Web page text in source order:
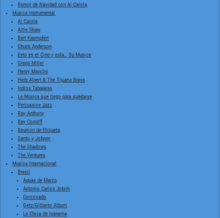
Rumor de Navidad con Al Caiola
Musica Instrumental
Al Caiola
Artie Shaw
Bert Kaempfert
Chuck Anderson
Esto es el Cine y esta… Su Musica
Glenn Miller
Henry Mancini
Herb Alpert & The Tijuana Brass
Indios Tabajaras
La Musica que llego para quedarse
Percussive Jazz
Ray Anthony
Ray Conniff
Reunion de Etiqueta
Santo y Johnny
The Shadows
The Ventures
Musica Internacional
Brasil
Aguas de Marzo
Antonio Carlos Jobim
Corcovado
Getz/Gilberto Album
La Chica de Ipanema